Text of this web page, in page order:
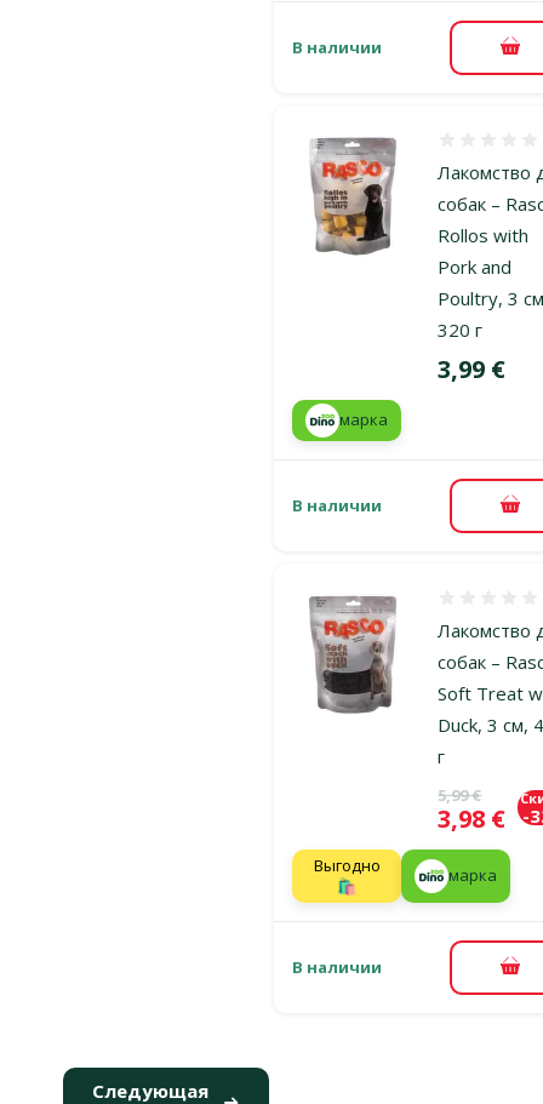
В наличии В
Лакомство
собак –
Rollos with
Pork and
Poultry, 3
320 г
Цена
3,99 €
марка
В наличии В
Лакомство
собак –
Soft Treat
Duck, 3 см,
г
Исходная
5,99 €
Цена
3,98 € -
Выгодно
🛍️
марка
В наличии В
Следующая